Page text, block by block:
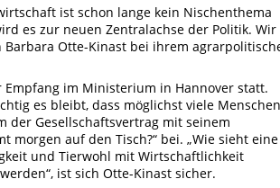
ist schon lange kein Nischenthema
es zur neuen Zentralachse der Politik. Wir
Otte-Kinast bei ihrem
im Ministerium in Hannover statt.
es bleibt, dass möglichst viele Menschen
der Gesellschaftsvertrag mit seinem
morgen auf den Tisch?“ bei. „Wie sieht eine
und Tierwohl mit Wirtschaftlichkeit
ist sich Otte-Kinast sicher.